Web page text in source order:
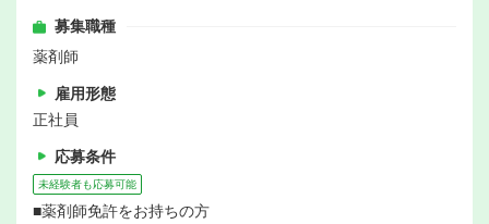
募集職種
薬剤師
雇用形態
正社員
応募条件
未経験者も応募可能
■薬剤師免許をお持ちの方